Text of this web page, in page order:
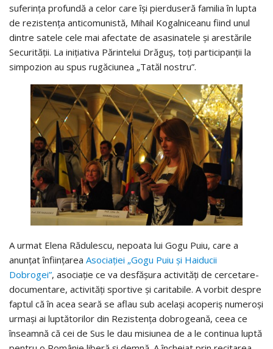
suferinţa profundă a celor care îşi pierduseră familia în lupta
de rezistenţa anticomunistă, Mihail Kogalniceanu fiind unul
dintre satele cele mai afectate de asasinatele şi arestările
Securităţii. La iniţiativa Părintelui Drăguş, toţi participanţii la
simpozion au spus rugăciunea „Tatăl nostru”.
A urmat Elena Rădulescu, nepoata lui Gogu Puiu, care a
anunţat înfiinţarea Asociaţiei „Gogu Puiu şi Haiducii
Dobrogei”, asociaţie ce va desfăşura activităţi de cercetare-
documentare, activităţi sportive şi caritabile. A vorbit despre
faptul că în acea seară se aflau sub acelaşi acoperiş numeroşi
urmaşi ai luptătorilor din Rezistenţa dobrogeană, ceea ce
înseamnă că cei de Sus le dau misiunea de a le continua luptă